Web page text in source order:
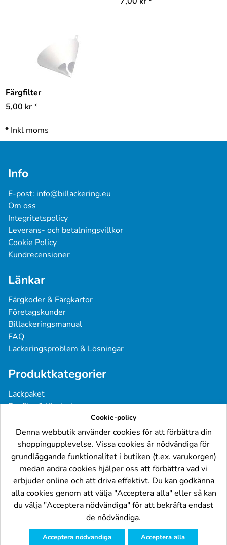
Färgfilter
5,00 kr*
* Inkl moms
Info
E-post: info@billackering.eu
Om oss
Integritetspolicy
Leverans- och betalningsvillkor
Cookie Policy
Kundrecensioner
Länkar
Färgkoder & Färgkartor
Företagskunder
Billackeringsmanual
FAQ
Lackeringsproblem & Lösningar
Produktkategorier
Lackpaket
Basfärg & Klarlack
Grundfärg & Spackel
Verktyg & Tillbehör
Industri- & Yrkeslack
Följ oss
© Billackering.eu 2024
Cookie-policy
Denna webbutik använder cookies för att förbättra din
shoppingupplevelse. Vissa cookies är nödvändiga för
grundläggande funktionalitet i butiken (t.ex. varukorgen)
medan andra cookies hjälper oss att förbättra vad vi
erbjuder online och att driva effektivt. Du kan godkänna
alla cookies genom att välja "Acceptera alla" eller så kan
du välja "Acceptera nödvändiga" för att bekräfta endast
de nödvändiga.
Acceptera nödvändiga Acceptera alla